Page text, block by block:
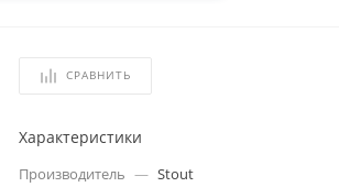
СРАВНИТЬ
Характеристики
Производитель — Stout